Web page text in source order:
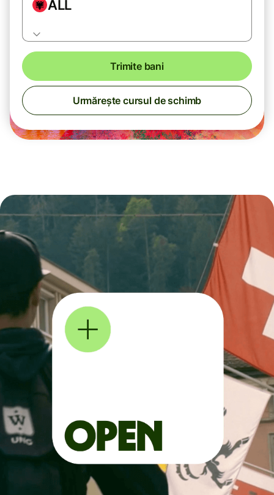
ALL
Trimite bani
Urmărește cursul de schimb